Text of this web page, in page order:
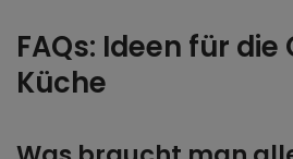
FAQs: Ideen für
Küche